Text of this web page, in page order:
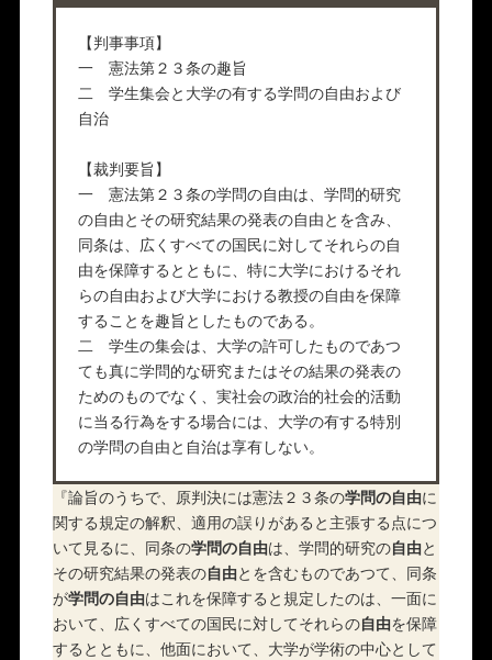
【判事事項】
一 憲法第２３条の趣旨
二 学生集会と大学の有する学問の自由および
自治
【裁判要旨】
一 憲法第２３条の学問の自由は、学問的研究
の自由とその研究結果の発表の自由とを含み、
同条は、広くすべての国民に対してそれらの自
由を保障するとともに、特に大学におけるそれ
らの自由および大学における教授の自由を保障
することを趣旨としたものである。
二 学生の集会は、大学の許可したものであつ
ても真に学問的な研究またはその結果の発表の
ためのものでなく、実社会の政治的社会的活動
に当る行為をする場合には、大学の有する特別
の学問の自由と自治は享有しない。
『論旨のうちで、原判決には憲法２３条の学問の自由に
関する規定の解釈、適用の誤りがあると主張する点につ
いて見るに、同条の学問の自由は、学問的研究の自由と
その研究結果の発表の自由とを含むものであつて、同条
が学問の自由はこれを保障すると規定したのは、一面に
おいて、広くすべての国民に対してそれらの自由を保障
するとともに、他面において、大学が学術の中心として